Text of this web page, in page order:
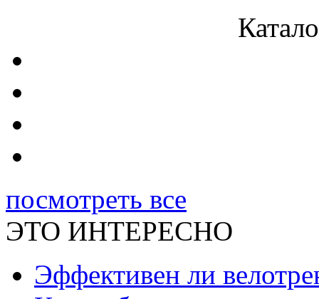
посмотреть все
ЭТО ИНТЕРЕСНО
Эффективен ли